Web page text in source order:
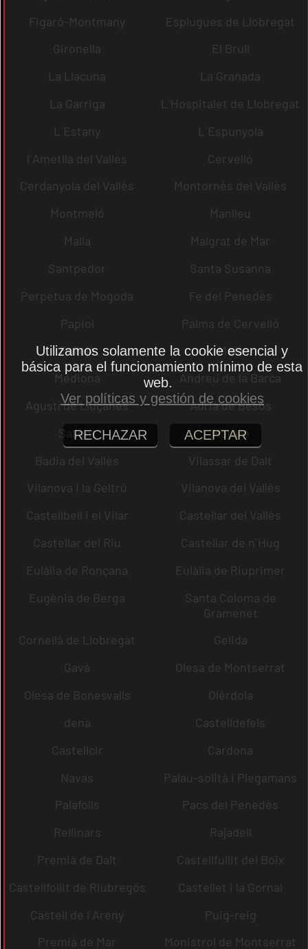
Figaró-Montmany
Esplugues de Llobregat
Gironella
El Brull
La Llacuna
La Granada
La Garriga
L´Hospitalet de Llobregat
L´Estany
L´Espunyola
l´Ametlla del Vallès
Cervelló
Cerdanyola del Vallès
Montornès del Vallès
Montmeló
Manlleu
Malla
Malgrat de Mar
Santpedor
Santa Susanna
Perpètua de Mogoda
Fe del Penedès
Papiol
Palma de Cervelló
Pallejà
Moià
Mediona
Andreu de la Barca
Agustí de Lluçanès
Adrià de Besòs
Sallent
Mataró
Badia del Vallès
Vilassar de Dalt
Vilanova i la Geltrú
Vilanova del Vallès
Castellbell i el Vilar
Castellar del Vallès
Castellar del Riu
Castellar de n´Hug
Eulàlia de Ronçana
Eulàlia de Riuprimer
Eugènia de Berga
Santa Coloma de
Gramenet
Cornellà de Llobregat
Gelida
Gavà
Olesa de Montserrat
Olesa de Bonesvalls
Olèrdola
dena
Castelldefels
Castellcir
Cardona
Navas
Palau-solità i Plegamans
Palafolls
Pacs del Penedès
Rellinars
Rajadell
Premià de Dalt
Castellfullit del Boix
Castellfollit de Riubregós
Castellet i la Gornal
Castell de l´Areny
Puig-reig
Premià de Mar
Monistrol de Montserrat
Utilizamos solamente la cookie esencial y
básica para el funcionamiento mínimo de esta
web.
Ver políticas y gestión de cookies
RECHAZAR ACEPTAR